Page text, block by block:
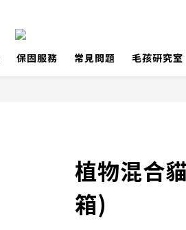
保固服務 常見問題 毛孩研究室
植物混合
箱)